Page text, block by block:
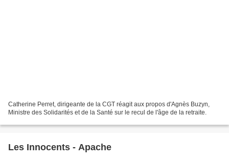
Catherine Perret, dirigeante de la CGT réagit aux propos d'Agnès Buzyn,
Ministre des Solidarités et de la Santé sur le recul de l'âge de la retraite.
Les Innocents - Apache